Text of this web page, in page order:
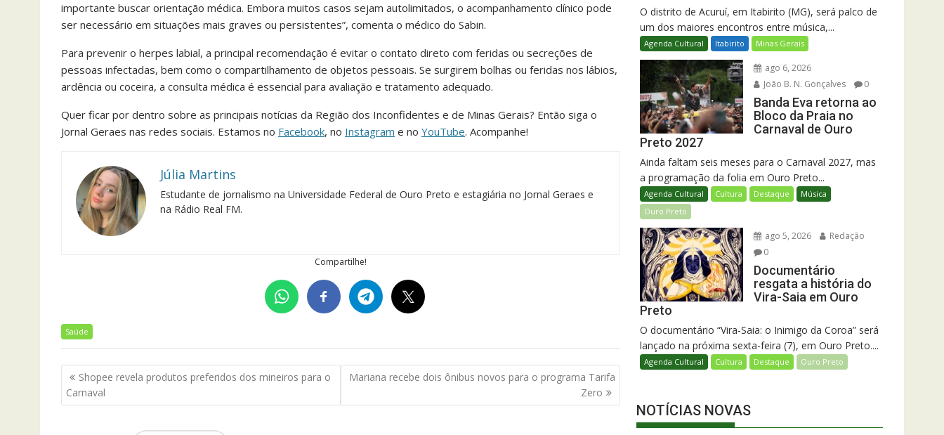
importante buscar orientação médica. Embora muitos casos sejam autolimitados, o acompanhamento clínico pode
ser necessário em situações mais graves ou persistentes”, comenta o médico do Sabin.
Para prevenir o herpes labial, a principal recomendação é evitar o contato direto com feridas ou secreções de
pessoas infectadas, bem como o compartilhamento de objetos pessoais. Se surgirem bolhas ou feridas nos lábios,
ardência ou coceira, a consulta médica é essencial para avaliação e tratamento adequado.
Quer ficar por dentro sobre as principais notícias da Região dos Inconfidentes e de Minas Gerais? Então siga o
Jornal Geraes nas redes sociais. Estamos no Facebook, no Instagram e no YouTube. Acompanhe!
Júlia Martins
Estudante de jornalismo na Universidade Federal de Ouro Preto e estagiária no Jornal Geraes e
na Rádio Real FM.
Compartilhe!
Saúde
Navegação
de
Post
Shopee revela produtos preferidos dos mineiros para o
Carnaval
Mariana recebe dois ônibus novos para o programa Tarifa
Zero
O distrito de Acuruí, em Itabirito (MG), será palco de
um dos maiores encontros entre música,...
Agenda Cultural Itabirito Minas Gerais
ago 6, 2026
João B. N. Gonçalves
0
Banda Eva retorna ao
Bloco da Praia no
Carnaval de Ouro
Preto 2027
Ainda faltam seis meses para o Carnaval 2027, mas
a programação da folia em Ouro Preto...
Agenda Cultural Cultura Destaque
Música
Ouro Preto
ago 5, 2026
Redação
0
Documentário
resgata a história do
Vira-Saia em Ouro
Preto
O documentário “Vira-Saia: o Inimigo da Coroa” será
lançado na próxima sexta-feira (7), em Ouro Preto....
Agenda Cultural Cultura Destaque Ouro Preto
NOTÍCIAS NOVAS